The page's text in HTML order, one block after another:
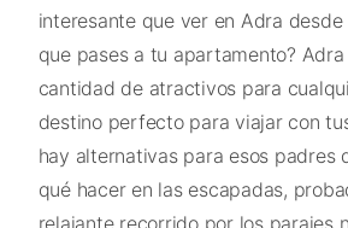
interesante que ver en Adra
que pases a tu apartamento?
cantidad de atractivos para
destino perfecto para viajar con
hay alternativas para esos padres
qué hacer en las escapadas,
relajante recorrido por los parajes